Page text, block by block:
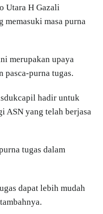
Utara H Gazali
memasuki masa purna
merupakan upaya
purna tugas.
hadir untuk
ASN yang telah berjasa
tugas dalam
dapat lebih mudah